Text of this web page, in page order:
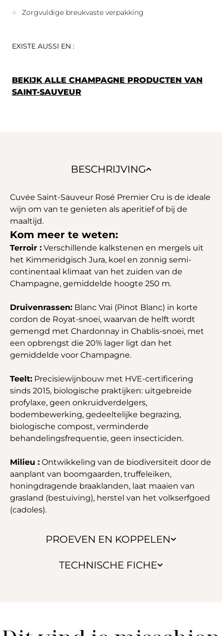
Zorgvuldige breukvaste verpakking
EXISTE AUSSI EN :
BEKIJK ALLE CHAMPAGNE PRODUCTEN VAN
SAINT-SAUVEUR
BESCHRIJVING
PROEVEN EN KOPPELEN
TECHNISCHE FICHE
Cuvée Saint-Sauveur Rosé Premier Cru is de ideale
wijn om van te genieten als aperitief of bij de
maaltijd.
Kom meer te weten:
Terroir : Verschillende kalkstenen en mergels uit
het Kimmeridgisch Jura, koel en zonnig semi-
continentaal klimaat van het zuiden van de
Champagne, gemiddelde hoogte 250 m.
Druivenrassen: Blanc Vrai (Pinot Blanc) in korte
cordon de Royat-snoei, waarvan de helft wordt
gemengd met Chardonnay in Chablis-snoei, met
een opbrengst die 20% lager ligt dan het
gemiddelde voor Champagne.
Teelt: Precisiewijnbouw met HVE-certificering
sinds 2015, biologische praktijken: uitgebreide
profylaxe, geen onkruidverdelgers,
bodembewerking, gedeeltelijke begrazing,
biologische compost, verminderde
behandelingsfrequentie, geen insecticiden.
Milieu : Ontwikkeling van de biodiversiteit door de
aanplant van boomgaarden, truffeleiken,
honingdragende braaklanden, laat maaien van
grasland (bestuiving), herstel van het volkserfgoed
(cadoles).